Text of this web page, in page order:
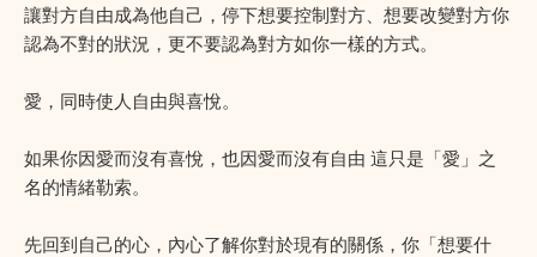
讓對方自由成為他自己，停下想要控制對方、想要改變對方你
認為不對的狀況，更不要認為對方如你一樣的方式。
愛，同時使人自由與喜悅。
如果你因愛而沒有喜悅，也因愛而沒有自由 這只是「愛」之
名的情緒勒索。
先回到自己的心，內心了解你對於現有的關係，你「想要什